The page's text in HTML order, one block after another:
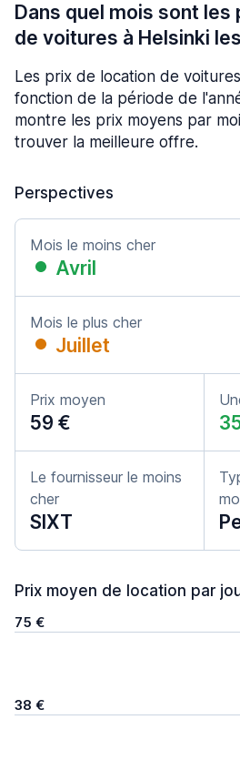
Dans quel mois sont les
de voitures à Helsinki
Les prix de location de
fonction de la période de
montre les prix moyens par
trouver la meilleure offre.
Perspectives
Mois le moins cher
Avril
Mois le plus cher
Juillet
Prix moyen
59 €
Le fournisseur le moins
cher
SIXT
Prix moyen de location par
75 €
38 €